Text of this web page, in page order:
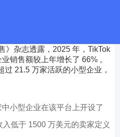
》杂志透露，2025 年，TikTok
销售额较上年增长了 66% 。
过 21.5 万家活跃的小型企业，
小型企业在该平台上开设了
低于 1500 万美元的卖家定义